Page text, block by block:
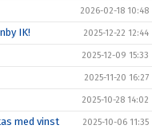
2026-02-18 10:48
IK! 2025-12-22 12:44
2025-12-09 15:33
2025-11-20 16:27
2025-10-28 14:02
med vinst 2025-10-06 11:35